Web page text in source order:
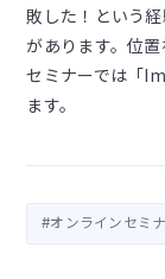
敗した！という
があります。位
セミナーでは「
ます。
#オンラインセミ